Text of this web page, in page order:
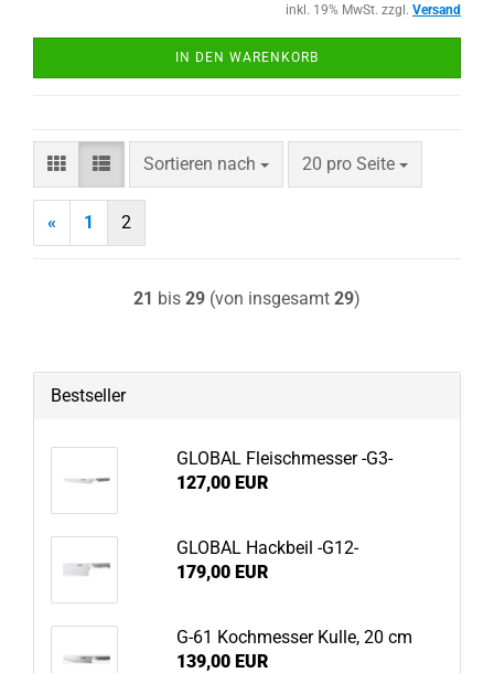
inkl. 19% MwSt. zzgl. Versand
IN DEN WARENKORB
Sortieren nach
Sortieren nach 20 pro Seite
pro Seite
« 1 2
21 bis 29 (von insgesamt 29)
Bestseller
GLOBAL Fleischmesser -G3-
127,00 EUR
GLOBAL Hackbeil -G12-
179,00 EUR
G-61 Kochmesser Kulle, 20 cm
139,00 EUR